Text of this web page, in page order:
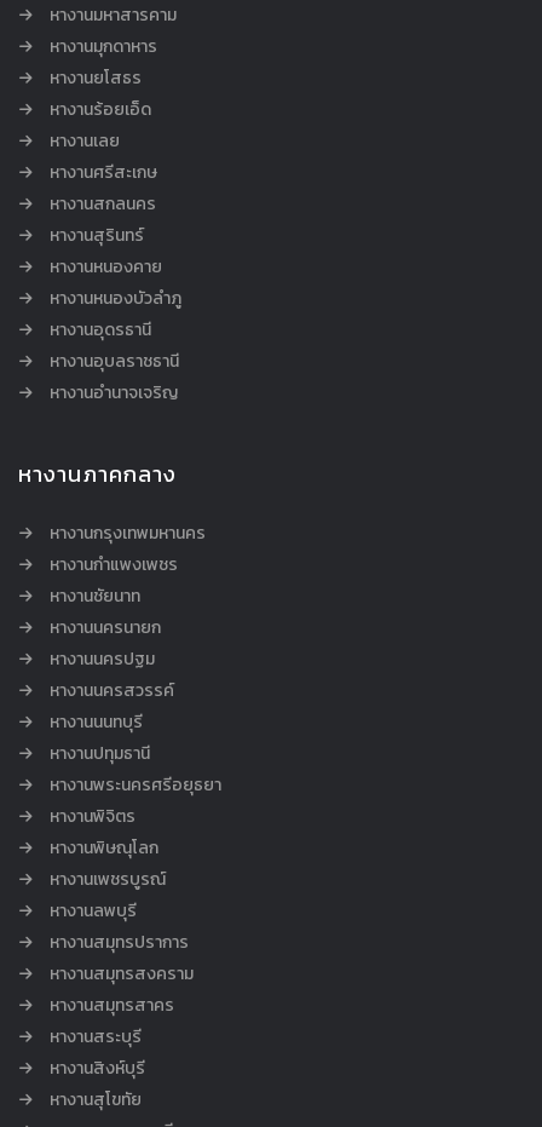
หางานมหาสารคาม
หางานมุกดาหาร
หางานยโสธร
หางานร้อยเอ็ด
หางานเลย
หางานศรีสะเกษ
หางานสกลนคร
หางานสุรินทร์
หางานหนองคาย
หางานหนองบัวลำภู
หางานอุดรธานี
หางานอุบลราชธานี
หางานอำนาจเจริญ
หางานภาคกลาง
หางานกรุงเทพมหานคร
หางานกำแพงเพชร
หางานชัยนาท
หางานนครนายก
หางานนครปฐม
หางานนครสวรรค์
หางานนนทบุรี
หางานปทุมธานี
หางานพระนครศรีอยุธยา
หางานพิจิตร
หางานพิษณุโลก
หางานเพชรบูรณ์
หางานลพบุรี
หางานสมุทรปราการ
หางานสมุทรสงคราม
หางานสมุทรสาคร
หางานสระบุรี
หางานสิงห์บุรี
หางานสุโขทัย